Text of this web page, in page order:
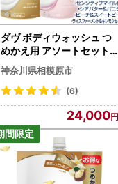
ダヴ ボディウォッシュ つ
めかえ用 アソートセット 3
30g×18 ※着日指定不可 ※
離島への配送不可
神奈川県相模原市
(6)
24,000